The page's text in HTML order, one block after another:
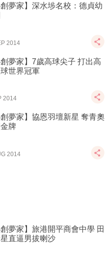
創夢家】深水埗名校：德貞幼
2014
創夢家】7歲高球尖子 打出高
世界冠軍
2014
創夢家】協恩羽壇新星 奪青奧
牌
2014
創夢家】旅港開平商會中學 田
直逼男拔喇沙